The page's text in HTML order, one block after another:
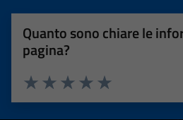
Quanto sono chiare le
pagina?
Valuta 5 stelle su
Valuta 4 stelle su 5
Valuta 3 stelle su 5
Valuta 2 stelle su 5
Valuta 1 stelle su 5